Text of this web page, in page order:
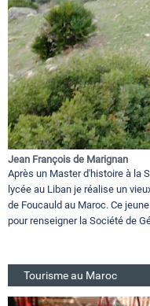
Jean François de Marignan
Après un Master d'histoire à la
lycée au Liban je réalise un
de Foucauld au Maroc. Ce
pour renseigner la Société de
Tourisme au Maroc